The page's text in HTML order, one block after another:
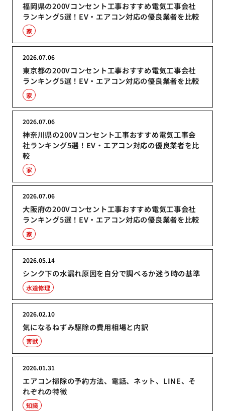
福岡県の200Vコンセント工事おすすめ電気工事会社
ランキング5選！EV・エアコン対応の優良業者を比較
家
東京都の200Vコンセント工事おすすめ電気工事会社
ランキング5選！EV・エアコン対応の優良業者を比較
2026.07.06
家
神奈川県の200Vコンセント工事おすすめ電気工事会
社ランキング5選！EV・エアコン対応の優良業者を比
較
2026.07.06
家
大阪府の200Vコンセント工事おすすめ電気工事会社
ランキング5選！EV・エアコン対応の優良業者を比較
2026.07.06
家
シンク下の水漏れ原因を自分で調べるか迷う時の基準
2026.05.14
水道修理
気になるねずみ駆除の費用相場と内訳
2026.02.10
害獣
エアコン掃除の予約方法、電話、ネット、LINE、そ
れぞれの特徴
2026.01.31
知識